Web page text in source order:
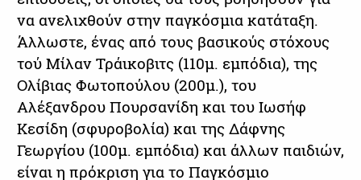
να ανελιχθούν στην παγκόσμια κατάταξη.
Άλλωστε, ένας από τους βασικούς στόχους
τού Μίλαν Τράικοβιτς (110μ. εμπόδια), της
Ολίβιας Φωτοπούλου (200μ.), του
Αλέξανδρου Πουρσανίδη και του Ιωσήφ
Κεσίδη (σφυροβολία) και της Δάφνης
Γεωργίου (100μ. εμπόδια) και άλλων παιδιών,
είναι η πρόκριση για το Παγκόσμιο